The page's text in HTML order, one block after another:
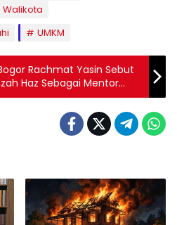
Walikota
UMKM
Rachmat Yasin Sebut
Haz Sebagai Mentor
Hidupnya